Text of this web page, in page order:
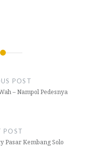
POST
– Nampol Pedesnya
POST
Pasar Kembang Solo